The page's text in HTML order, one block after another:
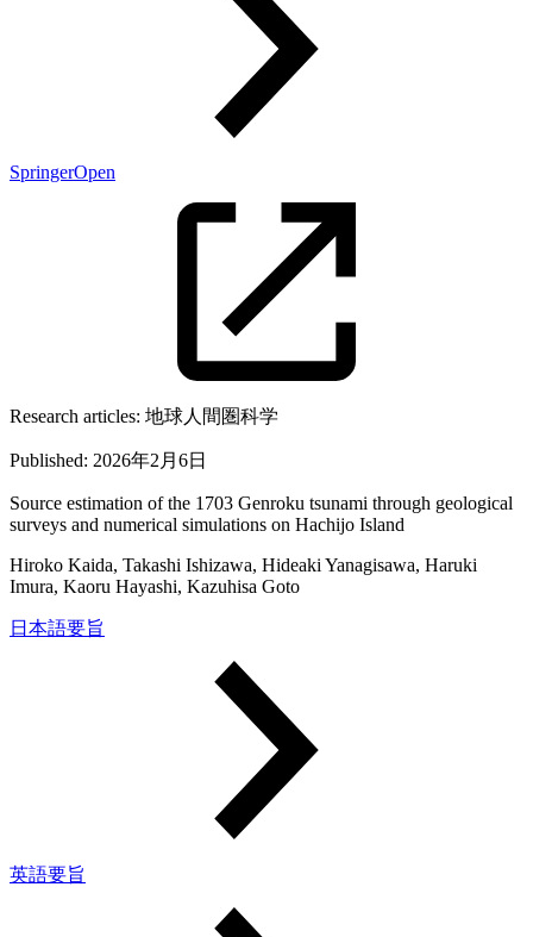
SpringerOpen
Research articles: 地球人間圏科学
Published: 2026年2月6日
Source estimation of the 1703 Genroku tsunami through geological
surveys and numerical simulations on Hachijo Island
Hiroko Kaida, Takashi Ishizawa, Hideaki Yanagisawa, Haruki
Imura, Kaoru Hayashi, Kazuhisa Goto
日本語要旨
英語要旨